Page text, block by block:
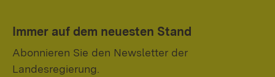
Immer auf dem neuesten Stand
Abonnieren Sie den Newsletter der
Landesregierung.